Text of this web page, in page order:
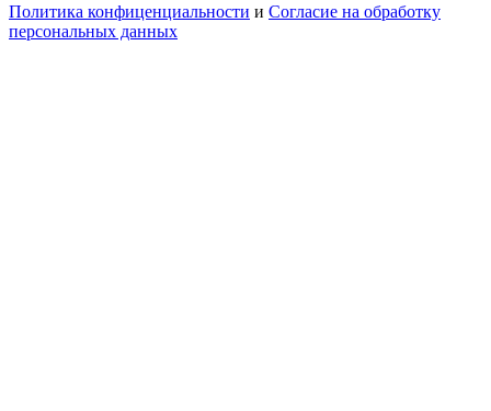
Политика конфиценциальности и Согласие на обработку
персональных данных